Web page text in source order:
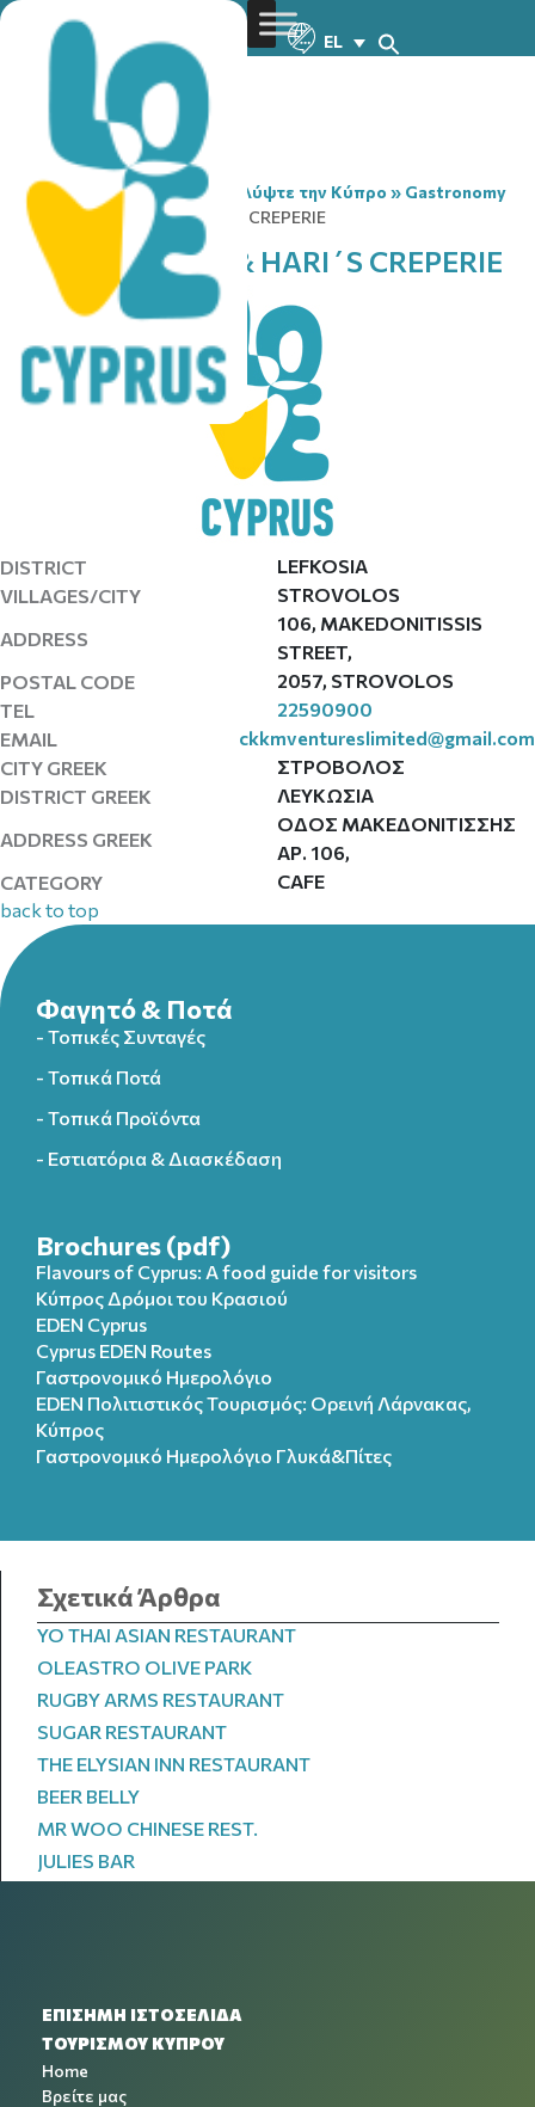
EL
You are here:Home» Ανακαλύψτε την Κύπρο » Gastronomy
» COFFEEBRANDS & HARI΄S CREPERIE
COFFEEBRANDS & HARI΄S CREPERIE
DISTRICT
LEFKOSIA
VILLAGES/CITY
STROVOLOS
ADDRESS
106, MAKEDONITISSIS
STREET,
POSTAL CODE
2057, STROVOLOS
TEL
22590900
EMAIL
ckkmventureslimited@gmail.com
CITY GREEK
ΣΤΡΟΒΟΛΟΣ
DISTRICT GREEK
ΛΕΥΚΩΣΙΑ
ADDRESS GREEK
ΟΔΟΣ ΜΑΚΕΔΟΝΙΤΙΣΣΗΣ
ΑΡ. 106,
CATEGORY
CAFE
back to top
Φαγητό & Ποτά
- Τοπικές Συνταγές
- Τοπικά Ποτά
- Τοπικά Προϊόντα
- Εστιατόρια & Διασκέδαση
Brochures (pdf)
Flavours of Cyprus: A food guide for visitors
Κύπρος Δρόμοι του Κρασιού
EDEN Cyprus
Cyprus EDEN Routes
Γαστρονομικό Ημερολόγιο
EDEN Πολιτιστικός Τουρισμός: Ορεινή Λάρνακας,
Κύπρος
Γαστρονομικό Ημερολόγιo Γλυκά&Πίτες
Σχετικά Άρθρα
YO THAI ASIAN RESTAURANT
OLEASTRO OLIVE PARK
RUGBY ARMS RESTAURANT
SUGAR RESTAURANT
THE ELYSIAN INN RESTAURANT
BEER BELLY
MR WOO CHINESE REST.
JULIES BAR
ΕΠΙΣΗΜΗ ΙΣΤΟΣΕΛΙΔΑ
ΤΟΥΡΙΣΜΟΥ ΚΥΠΡΟΥ
Home
Βρείτε μας